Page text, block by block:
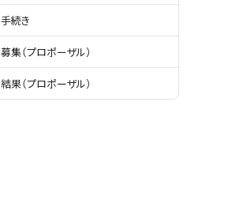
手続き
募集（プロポーザル）
結果（プロポーザル）